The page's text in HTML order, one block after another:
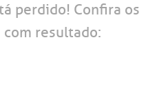
perdido! Confira os
resultado: